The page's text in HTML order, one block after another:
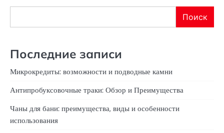
Поиск
Последние записи
Микрокредиты: возможности и подводные камни
Антипробуксовочные траки: Обзор и Преимущества
Чаны для бани: преимущества, виды и особенности
использования